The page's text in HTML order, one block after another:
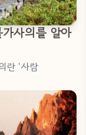
사의를 알아
란 ‘사람